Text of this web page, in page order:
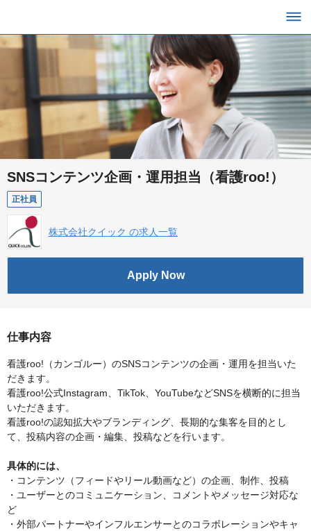
SNSコンテンツ企画・運用担当（看護roo!）
正社員
株式会社クイック の求人一覧
Apply Now
仕事内容
看護roo!（カンゴルー）のSNSコンテンツの企画・運用を担当いた
だきます。
看護roo!公式Instagram、TikTok、YouTubeなどSNSを横断的に担当
いただきます。
看護roo!の認知拡大やブランディング、長期的な集客を目的とし
て、投稿内容の企画・編集、投稿などを行います。
具体的には、
・コンテンツ（フィードやリール動画など）の企画、制作、投稿
・ユーザーとのコミュニケーション、コメントやメッセージ対応な
ど
・外部パートナーやインフルエンサーとのコラボレーションやキャ